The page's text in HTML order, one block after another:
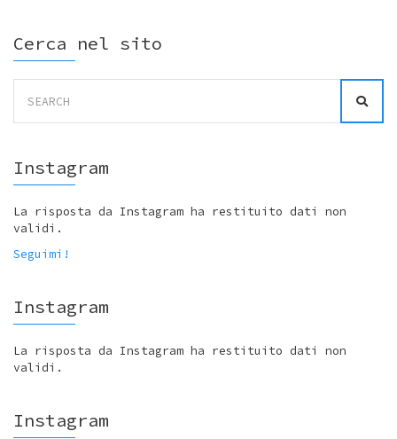
Cerca nel sito
for:
Instagram
La risposta da Instagram ha restituito dati non
validi.
Seguimi!
Instagram
La risposta da Instagram ha restituito dati non
validi.
Instagram